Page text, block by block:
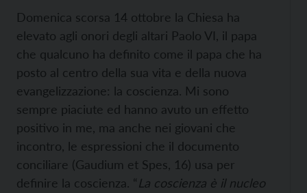
Domenica scorsa 14 ottobre la Chiesa ha
elevato agli onori degli altari Paolo VI, il papa
che qualcuno ha definito come il papa che ha
posto al centro della sua vita e della nuova
evangelizzazione: la coscienza. Mi sono
sempre piaciute ed hanno avuto un effetto
positivo in me, ma anche nei giovani che
incontro, le espressioni che il documento
conciliare (Gaudium et Spes, 16) usa per
definire la coscienza. “La coscienza è il nucleo